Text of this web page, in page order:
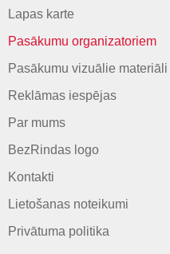
Lapas karte
Pasākumu organizatoriem
Pasākumu vizuālie materiāli
Reklāmas iespējas
Par mums
BezRindas logo
Kontakti
Lietošanas noteikumi
Privātuma politika